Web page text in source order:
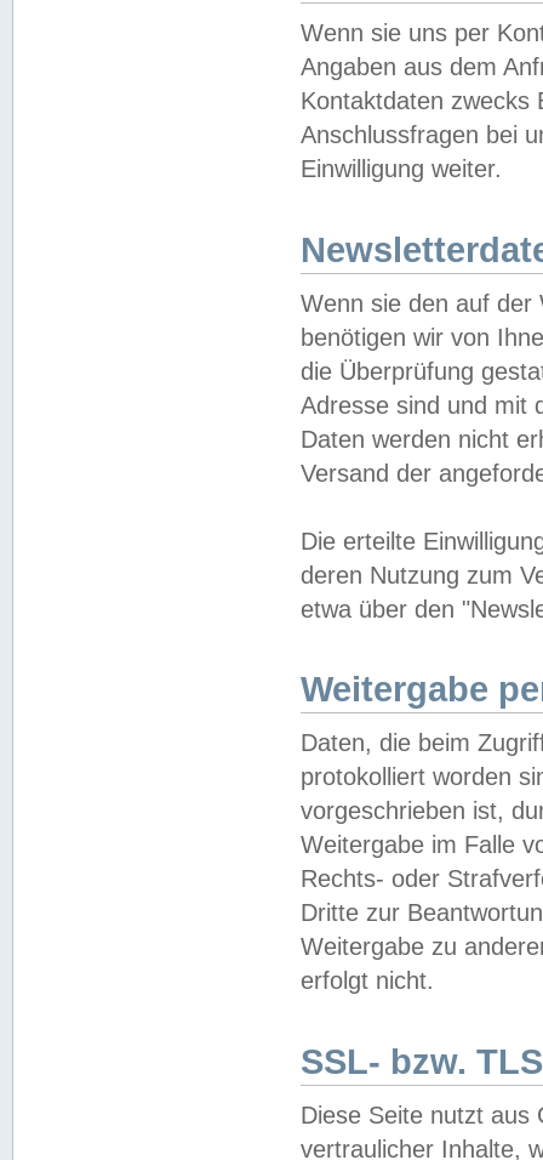
Wenn sie uns per
Angaben aus dem
Kontaktdaten zwecks
Anschlussfragen bei
Einwilligung weiter.
Wenn sie den auf der
benötigen wir von
die Überprüfung
Adresse sind und mit
Daten werden nicht
Versand der
Die erteilte
deren Nutzung zum
etwa über den
Weitergabe
Daten, die beim
protokolliert worden
vorgeschrieben ist,
Weitergabe im Falle
Rechts- oder
Dritte zur
Weitergabe zu
erfolgt nicht.
SSL- bzw.
Diese Seite nutzt aus
vertraulicher Inhalte,